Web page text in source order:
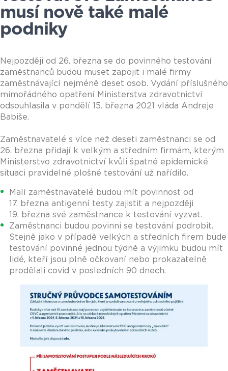
musí nově také malé
podniky
Nejpozději od 26. března se do povinného testování
zaměstnanců budou muset zapojit i malé firmy
zaměstnávající nejméně deset osob. Vydání příslušného
mimořádného opatření Ministerstva zdravotnictví
odsouhlasila v pondělí 15. března 2021 vláda Andreje
Babiše.
Zaměstnavatelé s více než deseti zaměstnanci se od
26. března přidají k velkým a středním firmám, kterým
Ministerstvo zdravotnictví kvůli špatné epidemické
situaci pravidelné plošné testování už nařídilo.
Malí zaměstnavatelé budou mít povinnost od
17. března antigenní testy zajistit a nejpozději
19. března své zaměstnance k testování vyzvat.
Zaměstnanci budou povinni se testování podrobit.
Stejně jako v případě velkých a středních firem bude
testování povinné jednou týdně a výjimku budou mít
lidé, kteří jsou plně očkovaní nebo prokazatelně
prodělali covid v posledních 90 dnech.